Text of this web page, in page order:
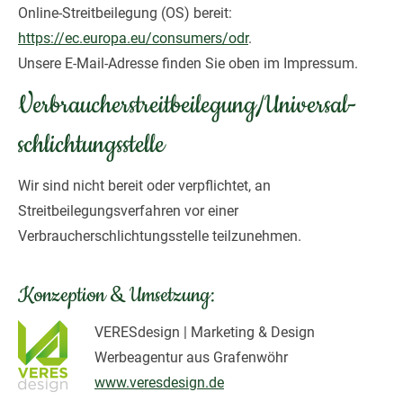
Online-Streitbeilegung (OS) bereit:
https://ec.europa.eu/consumers/odr.
Unsere E-Mail-Adresse finden Sie oben im Impressum.
Verbraucher­streit­beilegung/Universal­
schlichtungs­stelle
Wir sind nicht bereit oder verpflichtet, an
Streitbeilegungsverfahren vor einer
Verbraucherschlichtungsstelle teilzunehmen.
Konzeption & Umsetzung:
VERESdesign | Marketing & Design
Werbeagentur aus Grafenwöhr
www.veresdesign.de